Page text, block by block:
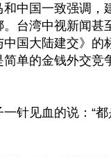
中国一致强调，
台湾中视新闻甚
国大陆建交》的
单的金钱外交竞
针见血的说：“